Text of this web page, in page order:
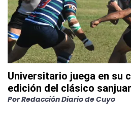
Universitario juega en su
edición del clásico
PorRedacción Diario de Cuyo